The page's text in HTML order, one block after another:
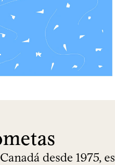
desde 1975, es